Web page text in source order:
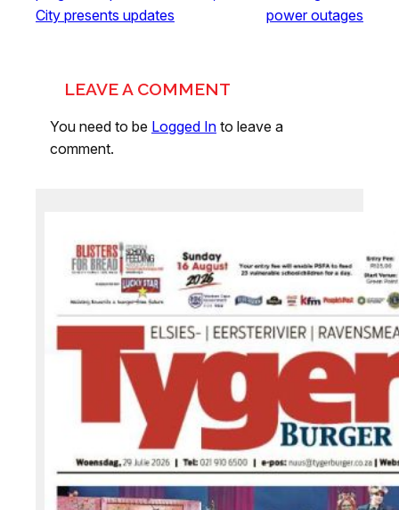
City presents updates
power outages
LEAVE A COMMENT
You need to be Logged In to leave a
comment.